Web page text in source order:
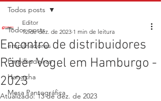
Todos posts
empilhadores
Empilhadeiras
Hangcha
Mesa Pantográfica
Todos posts
Encontro de distribuidores
Räder Vogel em Hamburgo -
2023
Editor
12 de dez. de 2023 1 min de leitura
Atualizado:13 de dez. de 2023